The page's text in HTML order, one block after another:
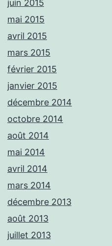
juin 2015
mai 2015
avril 2015
mars 2015
février 2015
janvier 2015
décembre 2014
octobre 2014
août 2014
mai 2014
avril 2014
mars 2014
décembre 2013
août 2013
juillet 2013